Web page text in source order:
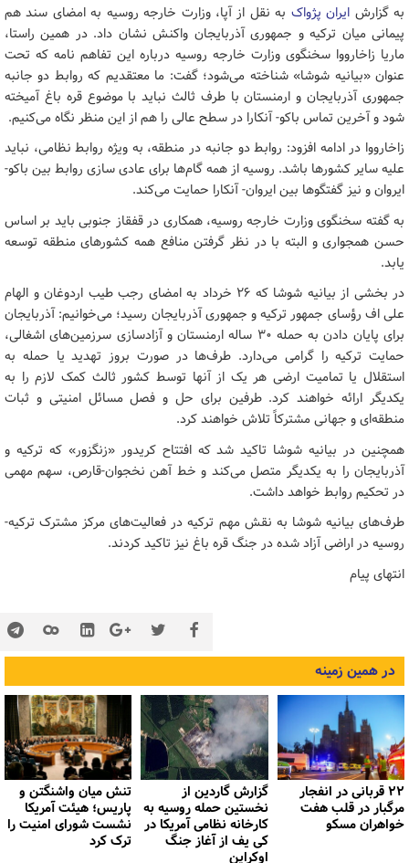
به گزارش ایران پژواک به نقل از آپا، وزارت خارجه روسیه به امضای سند هم
پیمانی میان ترکیه و جمهوری آذربایجان واکنش نشان داد. در همین راستا،
ماریا زاخارووا سخنگوی وزارت خارجه روسیه درباره این تفاهم نامه که تحت
عنوان «بیانیه شوشا» شناخته می‌شود؛ گفت: ما معتقدیم که روابط دو جانبه
جمهوری آذربایجان و ارمنستان با طرف ثالث نباید با موضوع قره باغ آمیخته
شود و آخرین تماس باکو- آنکارا در سطح عالی را هم از این منظر نگاه می‌کنیم.
زاخارووا در ادامه افزود: روابط دو جانبه در منطقه، به ویژه روابط نظامی، نباید
علیه سایر کشورها باشد. روسیه از همه گام‌ها برای عادی سازی روابط بین باکو-
ایروان و نیز گفتگوها بین ایروان- آنکارا حمایت می‌کند.
به گفته سخنگوی وزارت خارجه روسیه، همکاری در قفقاز جنوبی باید بر اساس
حسن همجواری و البته با در نظر گرفتن منافع همه کشورهای منطقه توسعه
یابد.
در بخشی از بیانیه شوشا که ۲۶ خرداد به امضای رجب طیب اردوغان و الهام
علی اف رؤسای جمهور ترکیه و جمهوری آذربایجان رسید؛ می‌خوانیم: آذربایجان
برای پایان دادن به حمله ۳۰ ساله ارمنستان و آزادسازی سرزمین‌های اشغالی،
حمایت ترکیه را گرامی می‌دارد. طرف‌ها در صورت بروز تهدید یا حمله به
استقلال یا تمامیت ارضی هر یک از آنها توسط کشور ثالث کمک لازم را به
یکدیگر ارائه خواهند کرد. طرفین برای حل و فصل مسائل امنیتی و ثبات
منطقه‌ای و جهانی مشترکاً تلاش خواهند کرد.
همچنین در بیانیه شوشا تاکید شد که افتتاح کریدور «زنگزور» که ترکیه و
آذربایجان را به یکدیگر متصل می‌کند و خط آهن نخجوان-قارص، سهم مهمی
در تحکیم روابط خواهد داشت.
طرف‌های بیانیه شوشا به نقش مهم ترکیه در فعالیت‌های مرکز مشترک ترکیه-
روسیه در اراضی آزاد شده در جنگ قره باغ نیز تاکید کردند.
انتهای پیام
در همین زمینه
۲۲ قربانی در انفجار
مرگبار در قلب هفت
خواهران مسکو
گزارش گاردین از
نخستین حمله روسیه به
کارخانه نظامی آمریکا در
کی یف از آغاز جنگ
اوکراین
تنش میان واشنگتن و
پاریس؛ هیئت آمریکا
نشست شورای امنیت را
ترک کرد